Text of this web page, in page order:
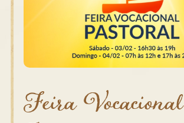
Feira Vocacional